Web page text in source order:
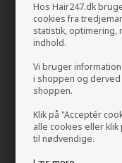
Hos Hair247.dk
cookies fra
statistik, optimering,
indhold.
Vi bruger
i shoppen og
shoppen.
Klik på "Acceptér
alle cookies eller
til nødvendige.